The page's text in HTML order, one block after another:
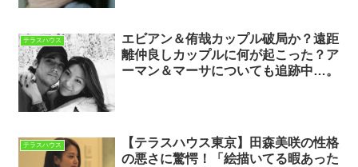
テラスハウス
エビアン＆侑哉カップル破局か？遠距
離仲良しカップルに何が起こった？ア
ーマン＆マーサについても追跡中…。
テラスハウス
【テラスハウス東京】田森美咲の性格
の悪さに驚愕！「絵描いてる暇あった